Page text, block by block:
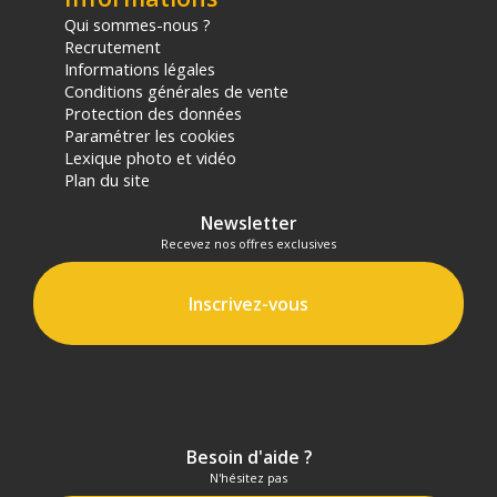
sur les produits de moins de 1m et moins de 20Kg.
(2) Sous réserve d'éligibilité.
(3) Nombre de points Fidélité estimés, hors remises au panier, basé
sur le prix TTC en €, les points seront effectivement calculés dans le
Qui sommes-nous ?
Recrutement
Informations légales
Conditions générales de vente
Protection des données
Paramétrer les cookies
Lexique photo et vidéo
Plan du site
Newsletter
Recevez nos offres exclusives
Inscrivez-vous
Besoin d'aide ?
N'hésitez pas